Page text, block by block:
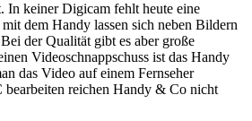
In keiner Digicam fehlt heute eine
dem Handy lassen sich neben Bildern
der Qualität gibt es aber große
Videoschnappschuss ist das Handy
das Video auf einem Fernseher
bearbeiten reichen Handy & Co nicht